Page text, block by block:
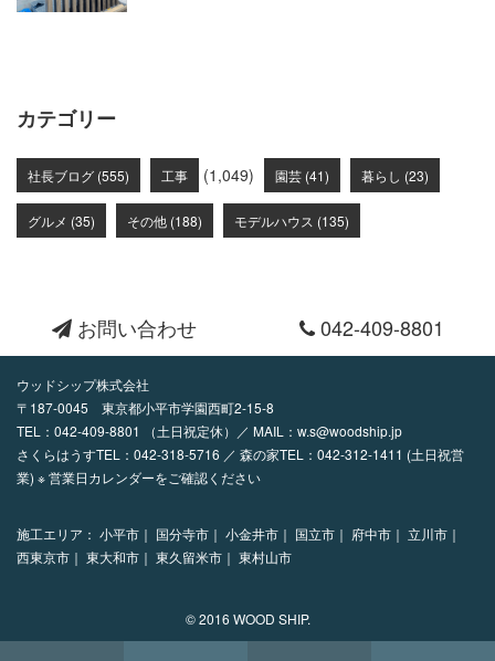
カテゴリー
社長ブログ (555) 工事 (1,049) 園芸 (41) 暮らし (23)
グルメ (35) その他 (188) モデルハウス (135)
お問い合わせ 042-409-8801
ウッドシップ株式会社
〒187-0045 東京都小平市学園西町2-15-8
TEL： 042-409-8801 （土日祝定休）／ MAIL： w.s@woodship.jp
さくらはうすTEL：042-318-5716 ／ 森の家TEL：042-312-1411 (土日祝営
業) ※ 営業日カレンダーをご確認ください
施工エリア： 小平市｜ 国分寺市｜ 小金井市｜ 国立市｜ 府中市｜ 立川市｜
西東京市｜ 東大和市｜ 東久留米市｜ 東村山市
© 2016 WOOD SHIP.